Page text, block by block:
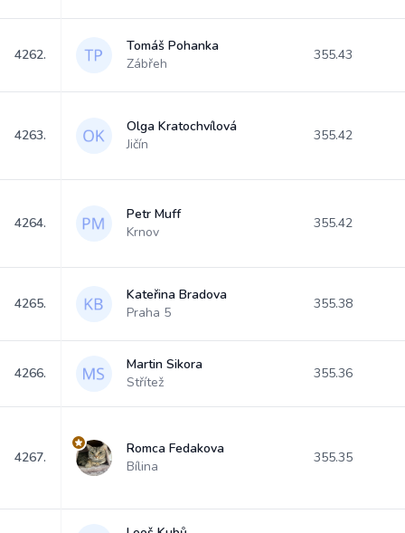
4262.
Tomáš Pohanka
Zábřeh
355.43
4263.
Olga Kratochvílová
Jičín
355.42
4264.
Petr Muff
Krnov
355.42
4265.
Kateřina Bradova
Praha 5
355.38
4266.
Martin Sikora
Střítež
355.36
4267.
Romca Fedakova
Bílina
355.35